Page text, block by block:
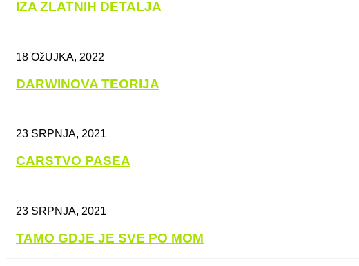
IZA ZLATNIH DETALJA
18 OžUJKA, 2022
DARWINOVA TEORIJA
23 SRPNJA, 2021
CARSTVO PASEA
23 SRPNJA, 2021
TAMO GDJE JE SVE PO MOM